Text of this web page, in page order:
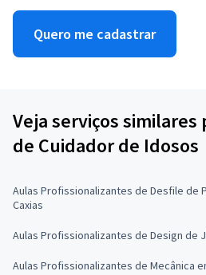
Quero me cadastrar
Veja serviços similares
de Cuidador de Idosos
Aulas Profissionalizantes de Desfile de
Caxias
Aulas Profissionalizantes de Design de
Aulas Profissionalizantes de Mecânica